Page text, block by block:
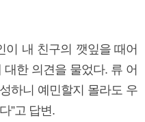
이 내 친구의 깻잎을 때어
대한 의견을 물었다. 류 어
하니 예민할지 몰라도 우
”고 답변.